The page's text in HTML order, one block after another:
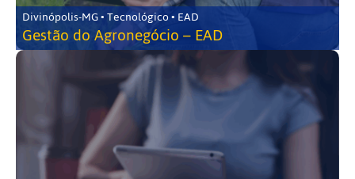
Divinópolis-MG • Tecnológico • EAD
Gestão do Agronegócio – EAD